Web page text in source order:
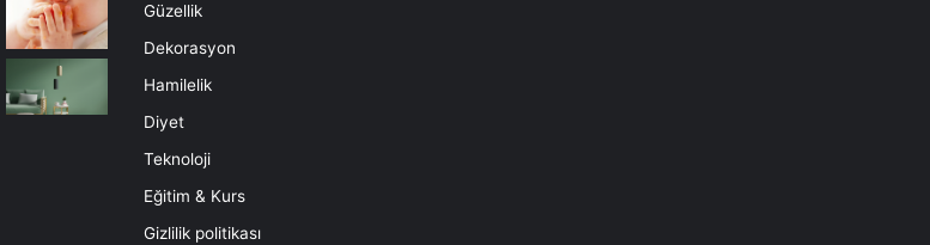
Güzellik
Dekorasyon
Hamilelik
Diyet
Teknoloji
Eğitim & Kurs
Gizlilik politikası